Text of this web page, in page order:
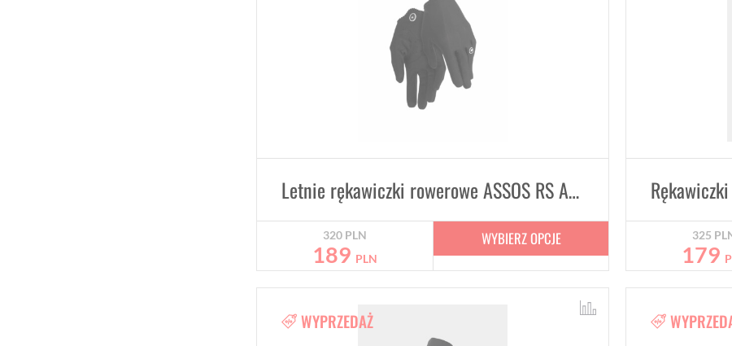
Letnie rękawiczki rowerowe ASSOS RS Aero FF
320 PLN
189 PLN
WYBIERZ OPCJE 325
179
WYPRZEDAŻ